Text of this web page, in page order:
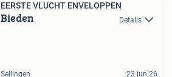
EERSTE VLUCHT ENVELOPPEN
Bieden Details
Sellingen 23 jun 26